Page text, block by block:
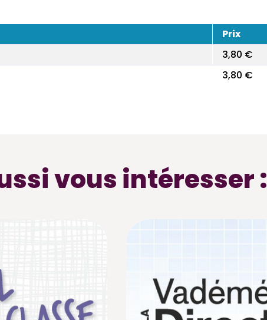
Prix
3,80 €
3,80 €
vous intéresser :